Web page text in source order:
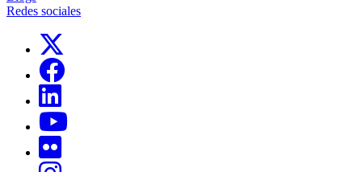
Redes sociales
Links, Opens in this window
Links, Opens in this window
Links, Opens in this window
Links, Opens in this window